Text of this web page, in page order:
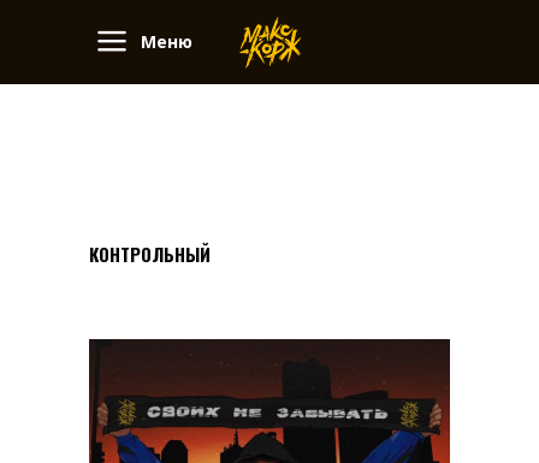
Меню
КОНТРОЛЬНЫЙ